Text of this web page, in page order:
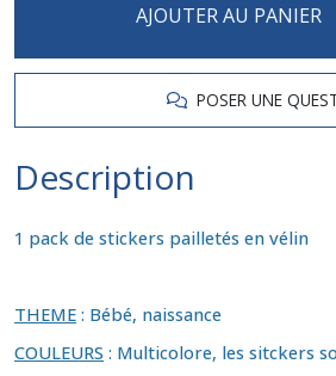
AJOUTER AU PANIER
POSER UNE
Description
1 pack de stickers pailletés en vélin
THEME : Bébé, naissance
COULEURS : Multicolore, les sitckers